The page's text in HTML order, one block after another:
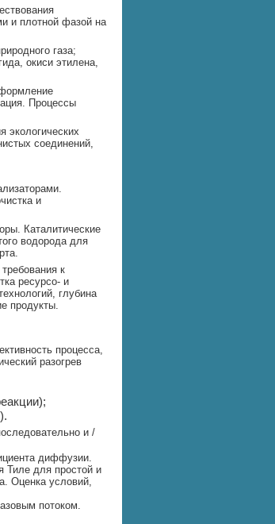
и плотной фазой на
газа;
окиси этилена,
Процессы
экологических
соединений,
и
Каталитические
водорода для
к
ресурсо- и
глубина
продукты.
процесса,
разогрев
и /
диффузии.
Тиле для простой и
Оценка условий,
потоком.